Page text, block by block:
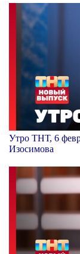
Утро ТНТ, 6
Изосимова